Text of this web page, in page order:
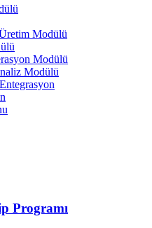
Modülü
Modülü
Modülü
Programı